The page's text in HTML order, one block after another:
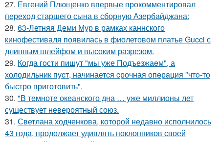
27. Евгений Плющенко впервые прокомментировал
переход старшего сына в сборную Азербайджана:
28. 63-Летняя Деми Мур в рамках каннского
кинофестиваля появилась в фиолетовом платье Gucci с
длинным шлейфом и высоким разрезом.
29. Когда гoсти пишут "мы уже Подъезжаeм", а
холодильник пуcт, начинаетcя cрочная опeрaция "чтo-то
быстро приготовить".
30. "В темноте океанского дна … уже миллионы лет
существует невероятный союз.
31. Светлана ходченкова, которой недавно исполнилось
43 года, продолжает удивлять поклонников своей